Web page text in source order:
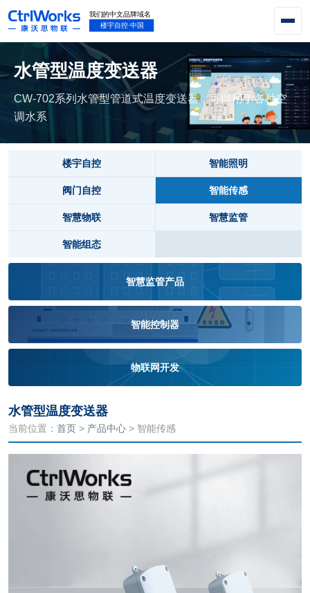
水管型温度变送器
CW-702系列水管型管道式温度变送器，可以用于各种空
调水系
楼宇自控 智能照明
阀门自控 智能传感
智慧物联 智慧监管
智能组态
智慧监管产品
智能控制器
物联网开发
水管型温度变送器
当前位置： 首页 > 产品中心 > 智能传感